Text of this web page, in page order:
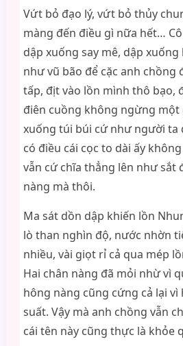
Vứt bỏ đạo lý, vứt bỏ thủy
màng đến điều gì nữa hết…
dập xuống say mê, dập
như vũ bão để cặc anh chồng
tấp, địt vào lồn mình thô bạo,
điên cuồng không ngừng một
xuống túi búi cứ như người ta
có điều cái cọc to dài ấy
vẫn cứ chĩa thẳng lên như sắt
nàng mà thôi.
Ma sát dồn dập khiến lồn
lò than nghìn độ, nước nhờn
nhiều, vài giọt rỉ cả qua mép
Hai chân nàng đã mỏi nhừ vì
hông nàng cũng cứng cả lại
suất. Vậy mà anh chồng vẫn
cái tên này cũng thực là khỏe